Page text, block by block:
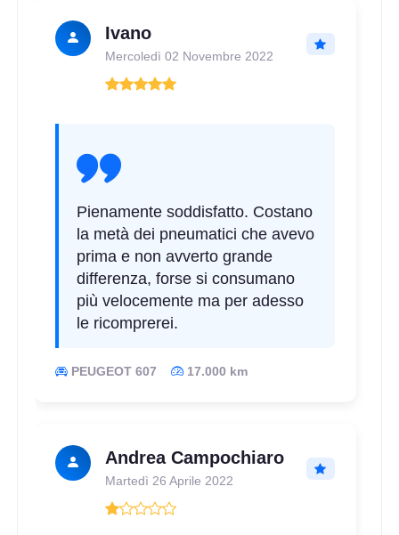
Ivano
Mercoledì 02 Novembre 2022
Pienamente soddisfatto. Costano
la metà dei pneumatici che avevo
prima e non avverto grande
differenza, forse si consumano
più velocemente ma per adesso
le ricomprerei.
PEUGEOT 607 17.000 km
Andrea Campochiaro
Martedì 26 Aprile 2022